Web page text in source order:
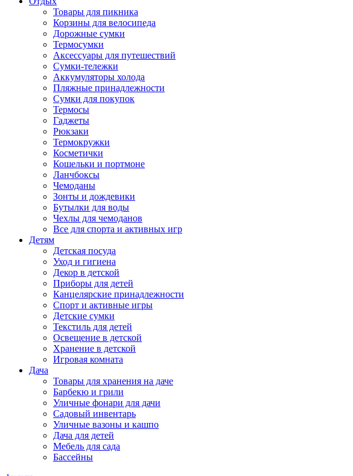
Товары для пикника
Корзины для велосипеда
Дорожные сумки
Термосумки
Аксессуары для путешествий
Сумки-тележки
Аккумуляторы холода
Пляжные принадлежности
Сумки для покупок
Термосы
Гаджеты
Рюкзаки
Термокружки
Косметички
Кошельки и портмоне
Ланчбоксы
Чемоданы
Зонты и дождевики
Бутылки для воды
Чехлы для чемоданов
Все для спорта и активных игр
Детям
Детская посуда
Уход и гигиена
Декор в детской
Приборы для детей
Канцелярские принадлежности
Спорт и активные игры
Детские сумки
Текстиль для детей
Освещение в детской
Хранение в детской
Игровая комната
Дача
Товары для хранения на даче
Барбекю и грили
Уличные фонари для дачи
Садовый инвентарь
Уличные вазоны и кашпо
Дача для детей
Мебель для сада
Бассейны